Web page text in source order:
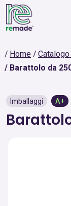
Home
Barattolo da
Imballaggi A+